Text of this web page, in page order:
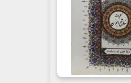
رومی تمام
عرفه در اعمال
فاطمه(س) و
حضرت
شده است.